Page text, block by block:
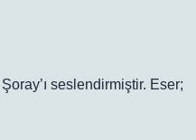
seslendirmiştir. Eser;